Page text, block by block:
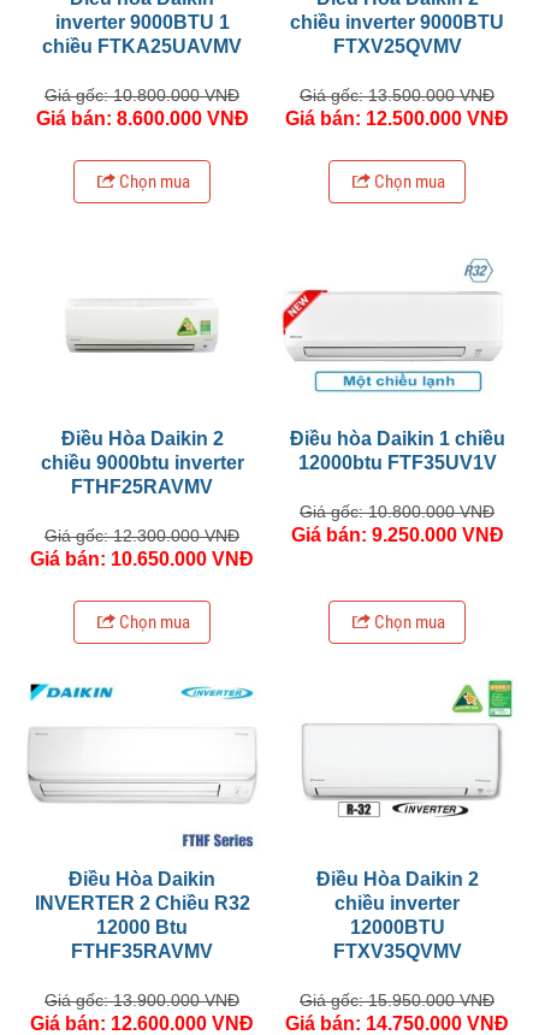
inverter 9000BTU 1
chiều FTKA25UAVMV
Giá gốc: 10.800.000 VNĐ
Giá bán: 8.600.000 VNĐ
Chọn mua
chiều inverter 9000BTU
FTXV25QVMV
Giá gốc: 13.500.000 VNĐ
Giá bán: 12.500.000 VNĐ
Chọn mua
Điều Hòa Daikin 2
chiều 9000btu inverter
FTHF25RAVMV
Giá gốc: 12.300.000 VNĐ
Giá bán: 10.650.000 VNĐ
Chọn mua
Điều hòa Daikin 1 chiều
12000btu FTF35UV1V
Giá gốc: 10.800.000 VNĐ
Giá bán: 9.250.000 VNĐ
Chọn mua
Điều Hòa Daikin
INVERTER 2 Chiều R32
12000 Btu
FTHF35RAVMV
Giá gốc: 13.900.000 VNĐ
Giá bán: 12.600.000 VNĐ
Điều Hòa Daikin 2
chiều inverter
12000BTU
FTXV35QVMV
Giá gốc: 15.950.000 VNĐ
Giá bán: 14.750.000 VNĐ